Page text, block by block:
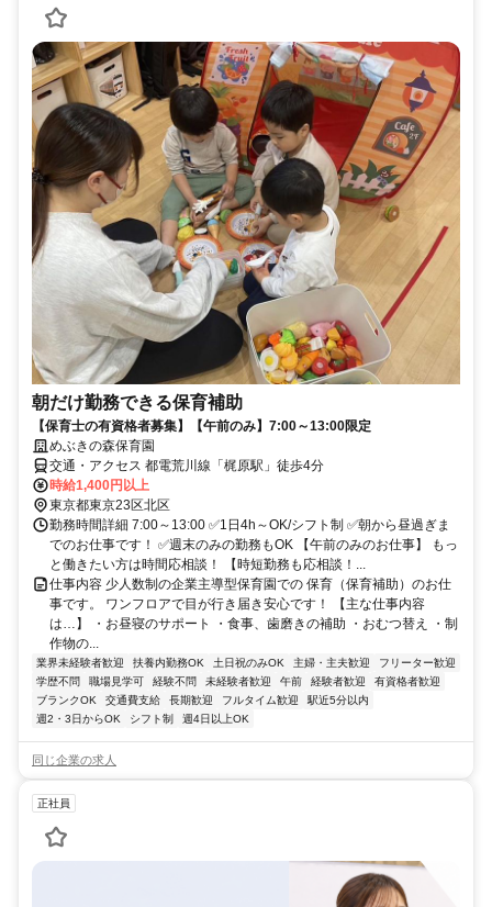
朝だけ勤務できる保育補助
【保育士の有資格者募集】【午前のみ】7:00～13:00限定
めぶきの森保育園
交通・アクセス 都電荒川線「梶原駅」徒歩4分
時給1,400円以上
東京都東京23区北区
勤務時間詳細 7:00～13:00 ✅1日4h～OK/シフト制 ✅朝から昼過ぎま
でのお仕事です！ ✅週末のみの勤務もOK 【午前のみのお仕事】 もっ
と働きたい方は時間応相談！ 【時短勤務も応相談！...
仕事内容 少人数制の企業主導型保育園での 保育（保育補助）のお仕
事です。 ワンフロアで目が行き届き安心です！ 【主な仕事内容
は…】 ・お昼寝のサポート ・食事、歯磨きの補助 ・おむつ替え ・制
作物の...
業界未経験者歓迎 扶養内勤務OK 土日祝のみOK 主婦・主夫歓迎
フリーター歓迎
学歴不問
職場見学可 経験不問 未経験者歓迎 午前 経験者歓迎
有資格者歓迎
ブランクOK
交通費支給 長期歓迎 フルタイム歓迎
駅近5分以内
週2・3日からOK
シフト制 週4日以上OK
同じ企業の求人
正社員